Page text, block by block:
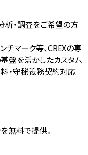
・調査をご希望の方
チマーク等、CREXの専
盤を活かしたカスタム
・守秘義務契約対応
無料で提供。